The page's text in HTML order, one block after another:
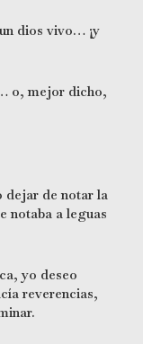
dios vivo… ¡y
o, mejor dicho,
dejar de notar la
notaba a leguas
yo deseo
reverencias,